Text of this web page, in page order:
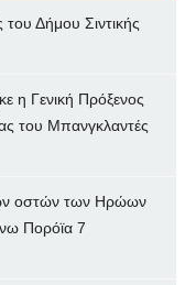
Δήμου Σιντικής
η Γενική Πρόξενος
του Μπανγκλαντές
oστών των Ηρώων
Πορόϊα 7